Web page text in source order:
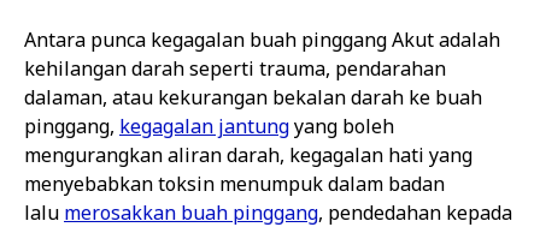
Antara punca kegagalan buah pinggang Akut adalah
kehilangan darah seperti trauma, pendarahan
dalaman, atau kekurangan bekalan darah ke buah
pinggang, kegagalan jantungyang boleh
mengurangkan aliran darah, kegagalan hati yang
menyebabkan toksin menumpuk dalam badan
lalu merosakkan buah pinggang, pendedahan kepada